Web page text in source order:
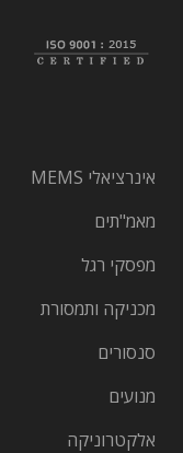
אינרציאלי MEMS
מאמ"תים
מפסקי רגל
מכניקה ותמסורת
סנסורים
מנועים
אלקטרוניקה